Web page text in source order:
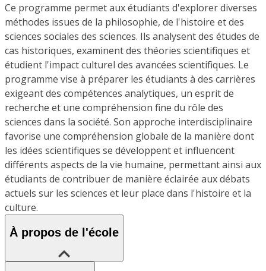
Ce programme permet aux étudiants d'explorer diverses
méthodes issues de la philosophie, de l'histoire et des
sciences sociales des sciences. Ils analysent des études de
cas historiques, examinent des théories scientifiques et
étudient l'impact culturel des avancées scientifiques. Le
programme vise à préparer les étudiants à des carrières
exigeant des compétences analytiques, un esprit de
recherche et une compréhension fine du rôle des
sciences dans la société. Son approche interdisciplinaire
favorise une compréhension globale de la manière dont
les idées scientifiques se développent et influencent
différents aspects de la vie humaine, permettant ainsi aux
étudiants de contribuer de manière éclairée aux débats
actuels sur les sciences et leur place dans l'histoire et la
culture.
À propos de l'école